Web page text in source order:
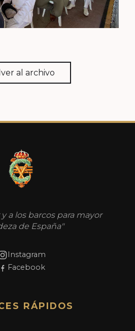
al archivo
a los barcos para mayor
de España"
Instagram
Facebook
RÁPIDOS